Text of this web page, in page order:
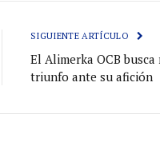
SIGUIENTE ARTÍCULO
El Alimerka OCB
triunfo ante su afición